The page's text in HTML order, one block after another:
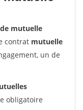
mutuelle
contrat mutuelle
un de
obligatoire